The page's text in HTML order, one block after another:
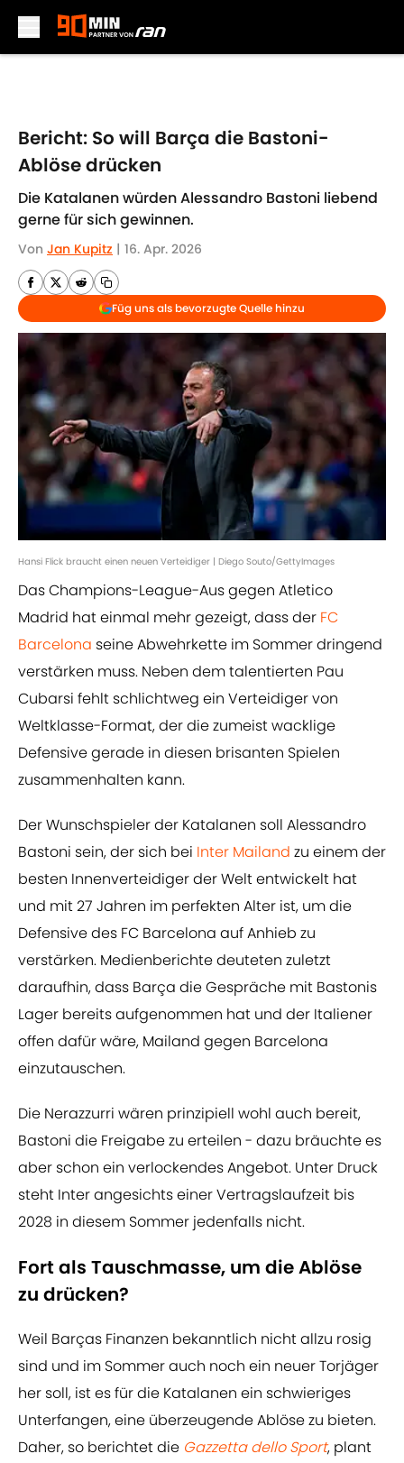
Bericht: So will Barça die Bastoni-
Ablöse drücken
Die Katalanen würden Alessandro Bastoni liebend
gerne für sich gewinnen.
Von Jan Kupitz | 16. Apr. 2026
Füg uns als bevorzugte Quelle hinzu
Hansi Flick braucht einen neuen Verteidiger | Diego Souto/GettyImages
Das Champions-League-Aus gegen Atletico
Madrid hat einmal mehr gezeigt, dass der FC
Barcelona seine Abwehrkette im Sommer dringend
verstärken muss. Neben dem talentierten Pau
Cubarsi fehlt schlichtweg ein Verteidiger von
Weltklasse-Format, der die zumeist wacklige
Defensive gerade in diesen brisanten Spielen
zusammenhalten kann.
Der Wunschspieler der Katalanen soll Alessandro
Bastoni sein, der sich bei Inter Mailand zu einem der
besten Innenverteidiger der Welt entwickelt hat
und mit 27 Jahren im perfekten Alter ist, um die
Defensive des FC Barcelona auf Anhieb zu
verstärken. Medienberichte deuteten zuletzt
daraufhin, dass Barça die Gespräche mit Bastonis
Lager bereits aufgenommen hat und der Italiener
offen dafür wäre, Mailand gegen Barcelona
einzutauschen.
Die Nerazzurri wären prinzipiell wohl auch bereit,
Bastoni die Freigabe zu erteilen - dazu bräuchte es
aber schon ein verlockendes Angebot. Unter Druck
steht Inter angesichts einer Vertragslaufzeit bis
2028 in diesem Sommer jedenfalls nicht.
Fort als Tauschmasse, um die Ablöse
zu drücken?
Weil Barças Finanzen bekanntlich nicht allzu rosig
sind und im Sommer auch noch ein neuer Torjäger
her soll, ist es für die Katalanen ein schwieriges
Unterfangen, eine überzeugende Ablöse zu bieten.
Daher, so berichtet die Gazzetta dello Sport, plant